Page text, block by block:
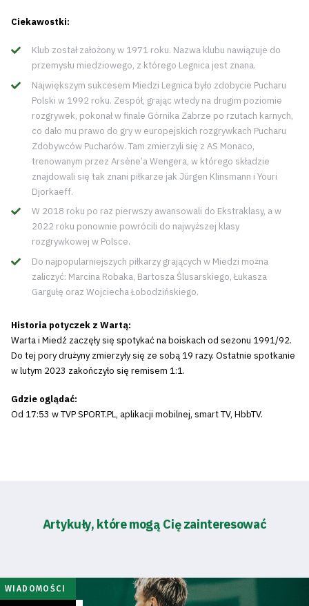
Ciekawostki:
Klub został założony w 1971 roku. Nazwa klubu nawiązuje do
przemysłu miedziowego, z którego Legnica jest znana.
Największym sukcesem Miedzi Legnica było zdobycie Pucharu
Polski w 1992 roku. Zespół, grając wtedy na drugim poziomie
rozgrywek, pokonał w finale Górnika Zabrze po rzutach karnych,
co dało mu prawo do gry w europejskich rozgrywkach Pucharu
Zdobywców Pucharów. Tam zmierzyli się z AS Monaco,
trenowanym przez Arsène’a Wengera, w którego składzie
znajdowali się tak znani piłkarze jak Jürgen Klinsmann i Youri
Djorkaeff.
W 2018 roku po raz pierwszy awansowali do Ekstraklasy, a w
2022 roku ponownie powrócili do najwyższej klasy
rozgrywkowej w Polsce.
Do najpopularniejszych piłkarzy grających w Miedzi można
zaliczyć: Marcina Robaka, Bartosza Ślusarskiego, Łukasza
Gargułę oraz Wojciecha Łobodzińskiego.
Historia potyczek z Wartą:
Warta i Miedź zaczęły się spotykać na boiskach od sezonu 1991/92.
Do tej pory drużyny zmierzyły się ze sobą 19 razy. Ostatnie spotkanie
w lutym 2023 zakończyło się remisem 1:1.
Gdzie oglądać:
Od 17:53 w TVP SPORT.PL, aplikacji mobilnej, smart TV, HbbTV.
Artykuły, które mogą Cię zainteresować
WIADOMOŚCI